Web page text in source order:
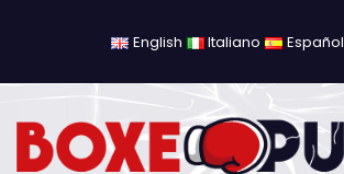
English Italiano Español